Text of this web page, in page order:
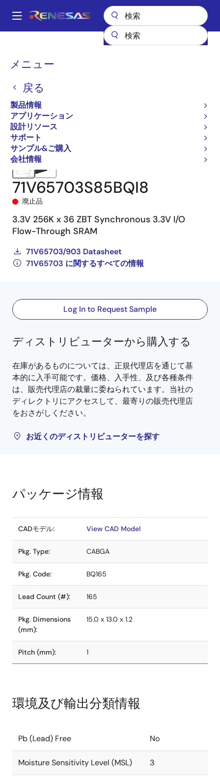
ン
Main
メニュー
戻る
製品情報
アプリケーション
設計リソース
サポート
サンプル&ご購入
会社情報
パ
く
ず
SRAM
71V65703S85BQI8
廃止品
3.3V 256K x 36 ZBT Synchronous 3.3V I/O
Flow-Through SRAM
71V65703/903 Datasheet
71V65703 に関するすべての情報
Log In to Request Sample
ディストリビューターから購入する
在庫があるものについては、正規代理店を通じて基
本的に入手可能です。価格、入手性、及び各種条件
は、販売代理店の裁量に委ねられています。当社の
ディレクトリにアクセスして、最寄りの販売代理店
をおさがしください。
お近くのディストリビューターを探す
パッケージ情報
CADモデル: View CAD Model
Pkg. Type: CABGA
Pkg. Code: BQ165
Lead Count (#): 165
Pkg. Dimensions
(mm):
15.0 x 13.0 x 1.2
Pitch (mm): 1
環境及び輸出分類情報
Pb (Lead) Free No
Moisture Sensitivity Level (MSL) 3